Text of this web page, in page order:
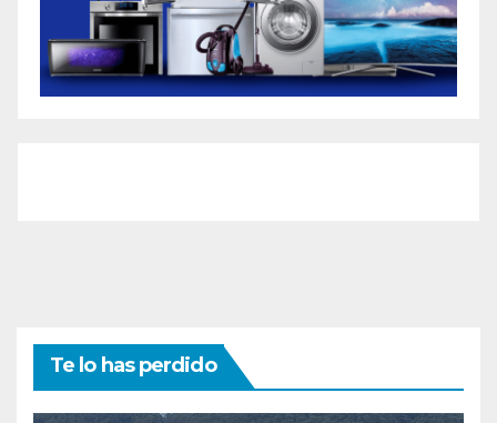
Te lo has perdido